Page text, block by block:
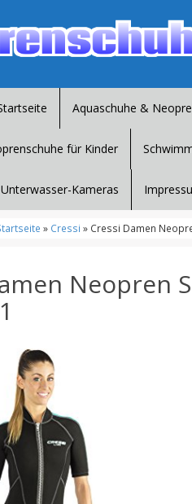
Aquaschuhe &
für Kinder
Unterwasser-Kameras
» Cressi » Cressi Damen
Neopren